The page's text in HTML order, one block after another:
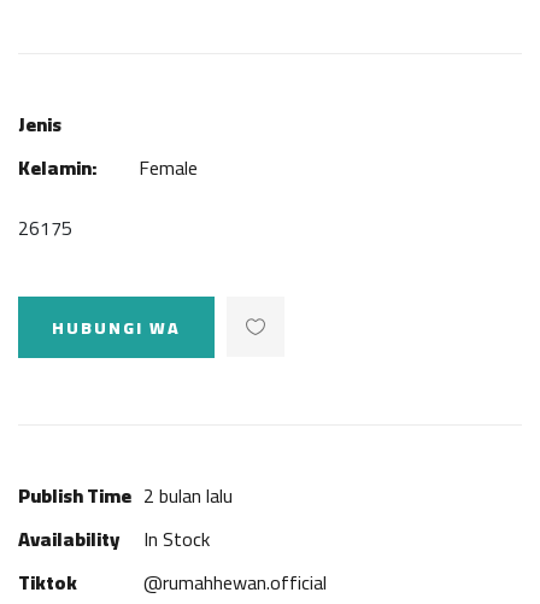
Jenis
Kelamin:
Female
26175
HUBUNGI WA
Publish Time 2 bulan lalu
Availability
In Stock
Tiktok
@rumahhewan.official